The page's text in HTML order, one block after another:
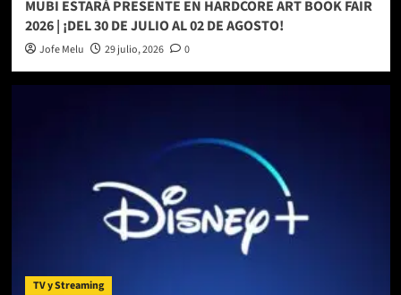
MUBI ESTARÁ PRESENTE EN HARDCORE ART BOOK FAIR
2026 | ¡DEL 30 DE JULIO AL 02 DE AGOSTO!
Jofe Melu 29 julio, 2026 0
TV y Streaming